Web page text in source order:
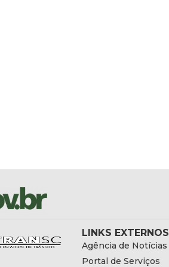
LINKS EXTERNOS
Agência de Notícias
Portal de Serviços